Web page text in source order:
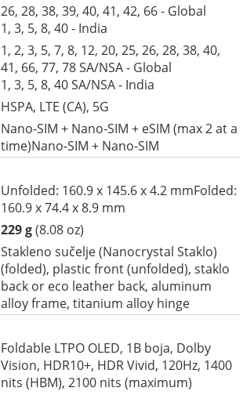
26, 28, 38, 39, 40, 41, 42, 66 - Global
1, 3, 5, 8, 40 - India
1, 2, 3, 5, 7, 8, 12, 20, 25, 26, 28, 38, 40,
41, 66, 77, 78 SA/NSA - Global
1, 3, 5, 8, 40 SA/NSA - India
HSPA, LTE (CA), 5G
Nano-SIM + Nano-SIM + eSIM (max 2 at a
time)Nano-SIM + Nano-SIM
Unfolded: 160.9 x 145.6 x 4.2 mmFolded:
160.9 x 74.4 x 8.9 mm
229 g(8.08 oz)
Stakleno sučelje (Nanocrystal Staklo)
(folded), plastic front (unfolded), staklo
back or eco leather back, aluminum
alloy frame, titanium alloy hinge
Foldable LTPO OLED, 1B boja, Dolby
Vision, HDR10+, HDR Vivid, 120Hz, 1400
nits (HBM), 2100 nits (maximum)